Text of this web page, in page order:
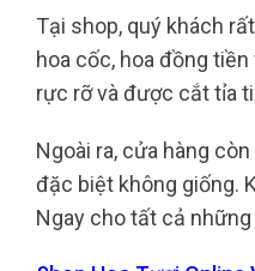
Tại shop, quý khách
hoa cốc, hoa đồng
rực rỡ và được cắt tỉa
Ngoài ra, cửa hàng
đặc biệt không giống.
Ngay cho tất cả